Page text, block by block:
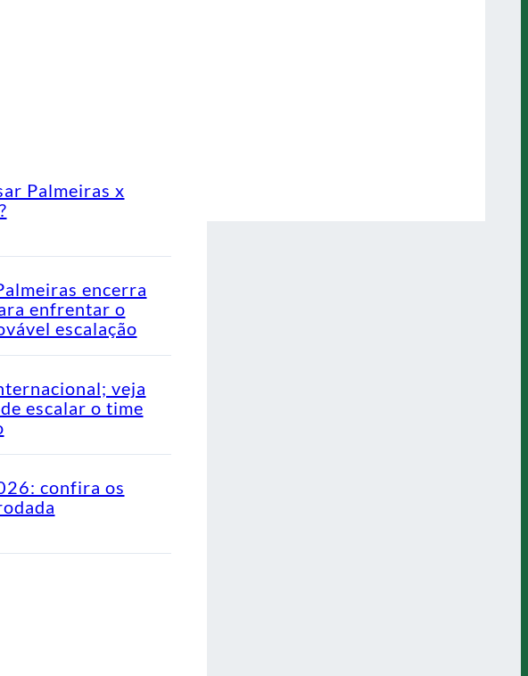
Palmeiras x
encerra
enfrentar o
escalação
veja
escalar o time
confira os